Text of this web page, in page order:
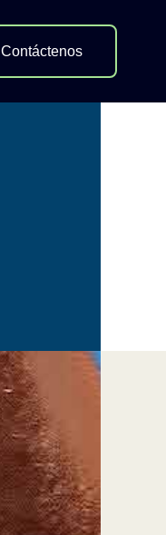
Contáctenos